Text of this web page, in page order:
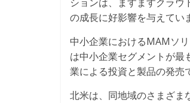
の成長に好影響を与えてい
中小企業におけるMAMソ
は中小企業セグメントが
業による投資と製品の発売
北米は、同地域のさまざま